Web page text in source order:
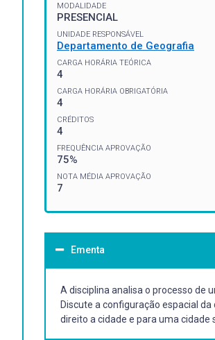
MODALIDADE
PRESENCIAL
UNIDADE RESPONSÁVEL
Departamento de Geografia
CARGA HORÁRIA TEÓRICA
4
CARGA HORÁRIA OBRIGATÓRIA
4
CRÉDITOS
4
FREQUÊNCIA APROVAÇÃO
75%
NOTA MÉDIA APROVAÇÃO
7
Ementa
A disciplina analisa o processo de
Discute a configuração espacial
direito a cidade e para uma cidade